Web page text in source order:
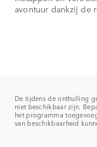
avontuur dankzij de
De tijdens de onthulling
niet beschikbaar zijn.
het programma
van beschikbaarheid